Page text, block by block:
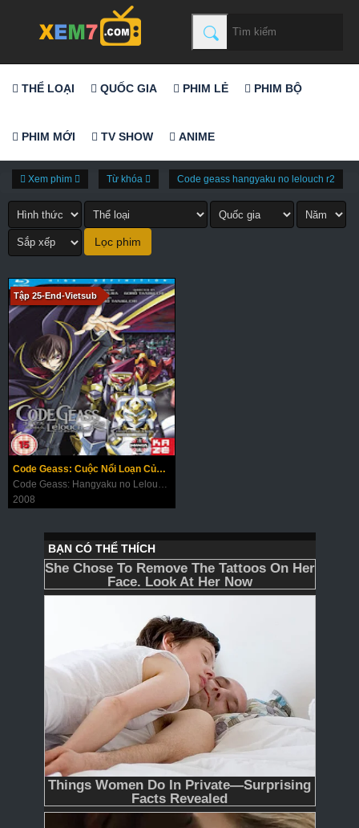
THỂ LOẠI QUỐC GIA PHIM LẺ PHIM BỘ
PHIM MỚI TV SHOW ANIME
Xem phim Từ khóa Code geass hangyaku no lelouch r2
Tập 25-End-Vietsub
Code Geass: Cuộc Nổi Loạn Của Lelouch (Phần 2)
Code Geass: Hangyaku no Lelouch R2
2008